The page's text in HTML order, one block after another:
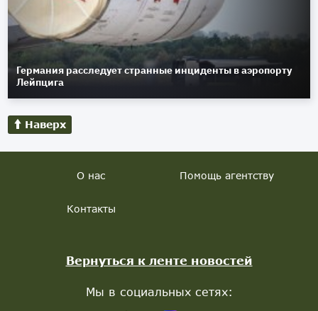
Германия расследует странные инциденты в аэропорту
Лейпцига
Наверх
О нас Помощь агентству
Контакты
Вернуться к ленте новостей
Мы в социальных сетях: